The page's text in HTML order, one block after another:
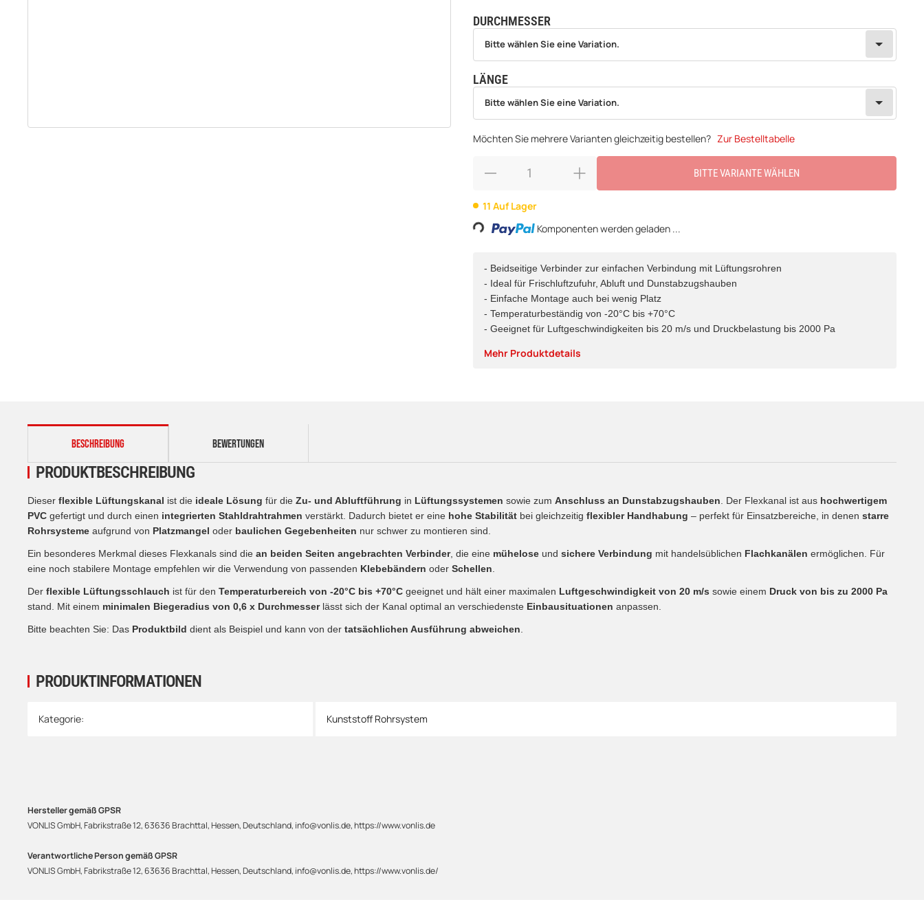
DURCHMESSER
wählen
Bitte wählen Sie eine Variation.
LÄNGE
wählen
Bitte wählen Sie eine Variation.
Möchten Sie mehrere Varianten gleichzeitig bestellen? Zur Bestelltabelle
BITTE VARIANTE WÄHLEN
11 Auf Lager
Loading... Komponenten werden geladen ...
- Beidseitige Verbinder zur einfachen Verbindung mit Lüftungsrohren
- Ideal für Frischluftzufuhr, Abluft und Dunstabzugshauben
- Einfache Montage auch bei wenig Platz
- Temperaturbeständig von -20°C bis +70°C
- Geeignet für Luftgeschwindigkeiten bis 20 m/s und Druckbelastung bis 2000 Pa
Mehr Produktdetails
weitere Registerkarten anzeigen
BESCHREIBUNG BEWERTUNGEN
PRODUKTINFORMATIONEN
Produkteigenschaft
Wert
Kategorie: Kunststoff Rohrsystem
PRODUKTBESCHREIBUNG
Dieser flexible Lüftungskanal ist die ideale Lösung für die Zu- und Abluftführung in Lüftungssystemen sowie zum Anschluss an Dunstabzugshauben . Der Flexkanal ist aus hochwertigem
PVC gefertigt und durch einen integrierten Stahldrahtrahmen verstärkt. Dadurch bietet er eine hohe Stabilität bei gleichzeitig flexibler Handhabung – perfekt für Einsatzbereiche, in denen starre
Rohrsysteme aufgrund von Platzmangel oder baulichen Gegebenheiten nur schwer zu montieren sind.
Ein besonderes Merkmal dieses Flexkanals sind die an beiden Seiten angebrachten Verbinder, die eine mühelose und sichere Verbindung mit handelsüblichen Flachkanälen ermöglichen. Für
eine noch stabilere Montage empfehlen wir die Verwendung von passenden Klebebändern oder Schellen
Der flexible Lüftungsschlauch ist für den Temperaturbereich von -20°C bis +70°C geeignet und hält einer maximalen Luftgeschwindigkeit von 20 m/s sowie einem Druck von bis zu 2000 Pa
stand. Mit einem minimalen Biegeradius von 0,6 x Durchmesserlässt sich der Kanal optimal an verschiedenste Einbausituationen anpassen.
Bitte beachten Sie: Das Produktbild dient als Beispiel und kann von der tatsächlichen Ausführung abweichen
Hersteller gemäß GPSR
VONLIS GmbH, Fabrikstraße 12, 63636 Brachttal, Hessen, Deutschland, info@vonlis.de, https://www.vonlis.de
Verantwortliche Person gemäß GPSR
VONLIS GmbH, Fabrikstraße 12, 63636 Brachttal, Hessen, Deutschland, info@vonlis.de, https://www.vonlis.de/